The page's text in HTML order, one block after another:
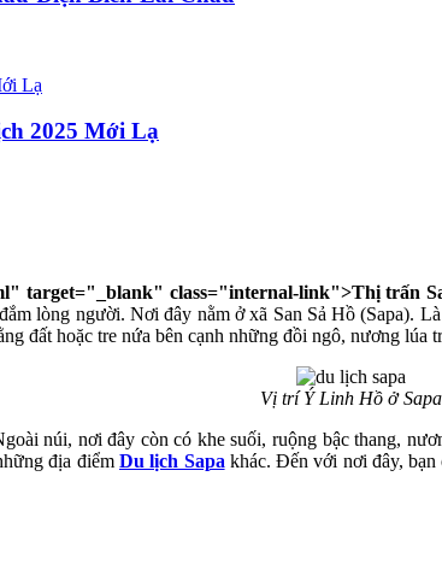
2025 Mới Lạ
target="_blank" class="internal-link">Thị trấn
lòng người. Nơi đây nằm ở xã San Sả Hồ (Sapa).
đất hoặc tre nứa bên cạnh những đồi ngô, nương lúa
Vị trí Ý Linh Hồ ở Sapa
núi, nơi đây còn có khe suối, ruộng bậc thang,
địa điểm Du lịch Sapa khác. Đến với nơi đây, bạn